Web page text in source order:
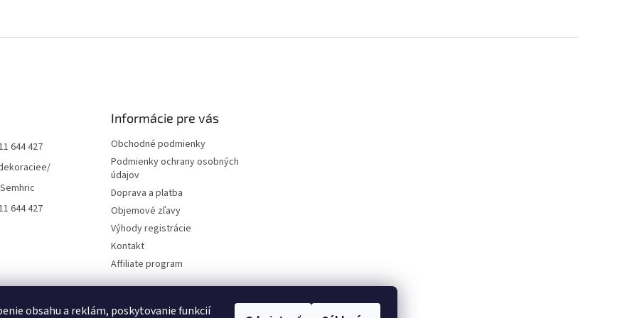
obsahu a reklám, poskytovanie funkcií
644 427
644 427
Informácie pre vás
Obchodné podmienky
Podmienky ochrany osobných
údajov
Doprava a platba
Objemové zľavy
Výhody registrácie
Kontakt
Affiliate program